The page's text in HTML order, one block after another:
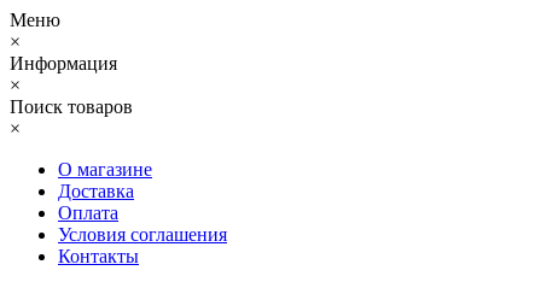
Меню
×
Информация
×
Поиск товаров
×
О магазине
Доставка
Оплата
Условия соглашения
Контакты